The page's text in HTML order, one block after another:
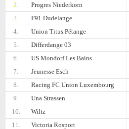
2.
Progres Niederkorn
3.
F91 Dudelange
4.
Union Titus Pétange
5.
Differdange 03
6.
US Mondorf Les Bains
7.
Jeunesse Esch
8.
Racing FC Union Luxembourg
9.
Una Strassen
10.
Wiltz
11.
Victoria Rosport